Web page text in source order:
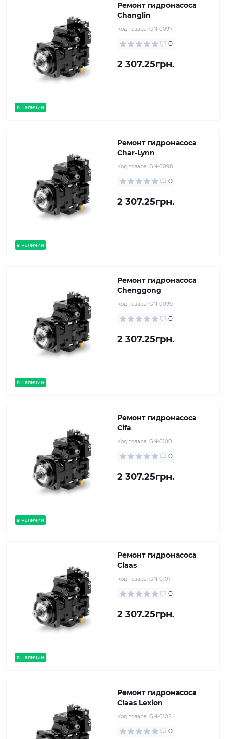
в наличии
Ремонт гидронасоса
Changlin
Код товара: GN-0097
0
2 307.25грн.
в наличии
Ремонт гидронасоса
Char-Lynn
Код товара: GN-0098
0
2 307.25грн.
в наличии
Ремонт гидронасоса
Chenggong
Код товара: GN-0099
0
2 307.25грн.
в наличии
Ремонт гидронасоса
Cifa
Код товара: GN-0100
0
2 307.25грн.
в наличии
Ремонт гидронасоса
Claas
Код товара: GN-0101
0
2 307.25грн.
Ремонт гидронасоса
Claas Lexion
Код товара: GN-0102
0